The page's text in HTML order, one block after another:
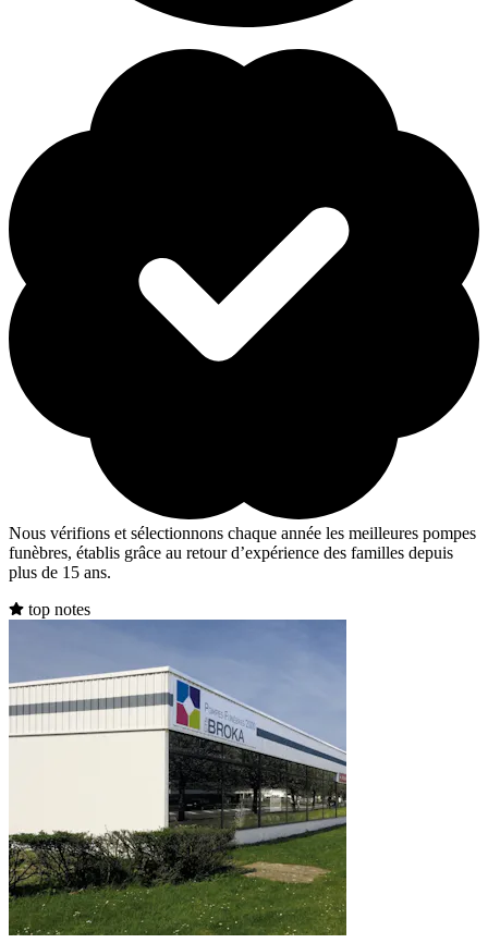
Nous vérifions et sélectionnons chaque année les meilleures pompes
funèbres, établis grâce au retour d’expérience des familles depuis
plus de 15 ans.
top notes